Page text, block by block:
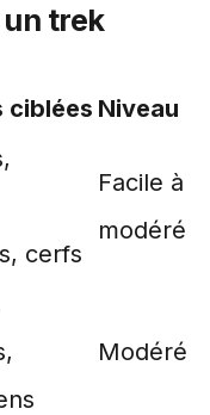
trek
ciblées Niveau
cerfs
Facile à
modéré
Modéré